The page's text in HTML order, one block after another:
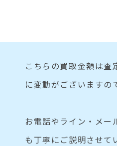
こちらの買取金額は
に変動がございますの
お電話やライン・メー
も丁寧にご説明させて